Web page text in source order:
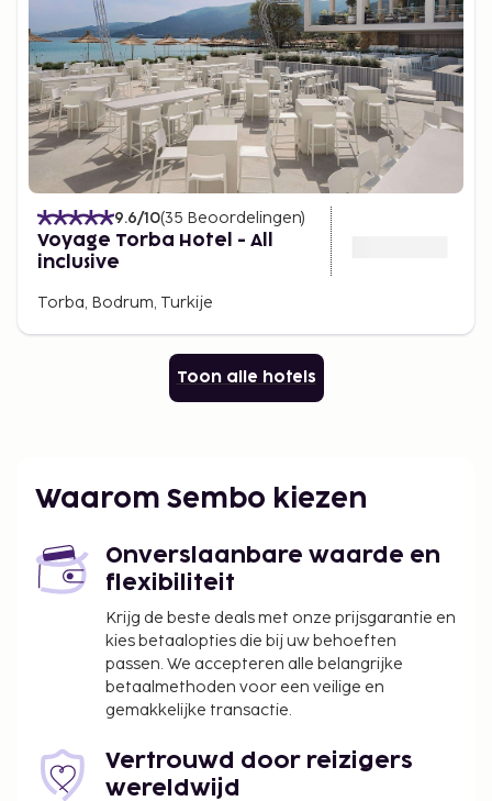
9.6/10(35 Beoordelingen)
Voyage Torba Hotel - All
inclusive
Torba, Bodrum, Turkije
Toon alle hotels
Waarom Sembo kiezen
Onverslaanbare waarde en
flexibiliteit
Krijg de beste deals met onze prijsgarantie en
kies betaalopties die bij uw behoeften
passen. We accepteren alle belangrijke
betaalmethoden voor een veilige en
gemakkelijke transactie.
Vertrouwd door reizigers
wereldwijd